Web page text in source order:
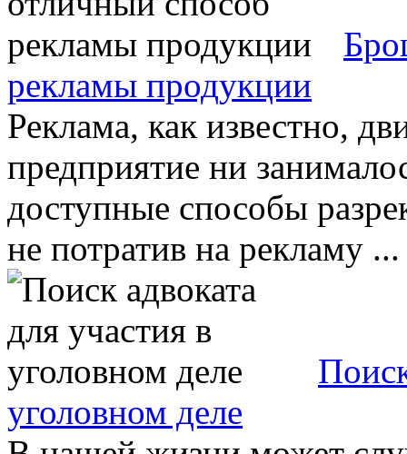
рекламы продукции
Реклама, как известно,
предприятие ни
доступные способы
не потратив на рекламу ...
уголовном деле